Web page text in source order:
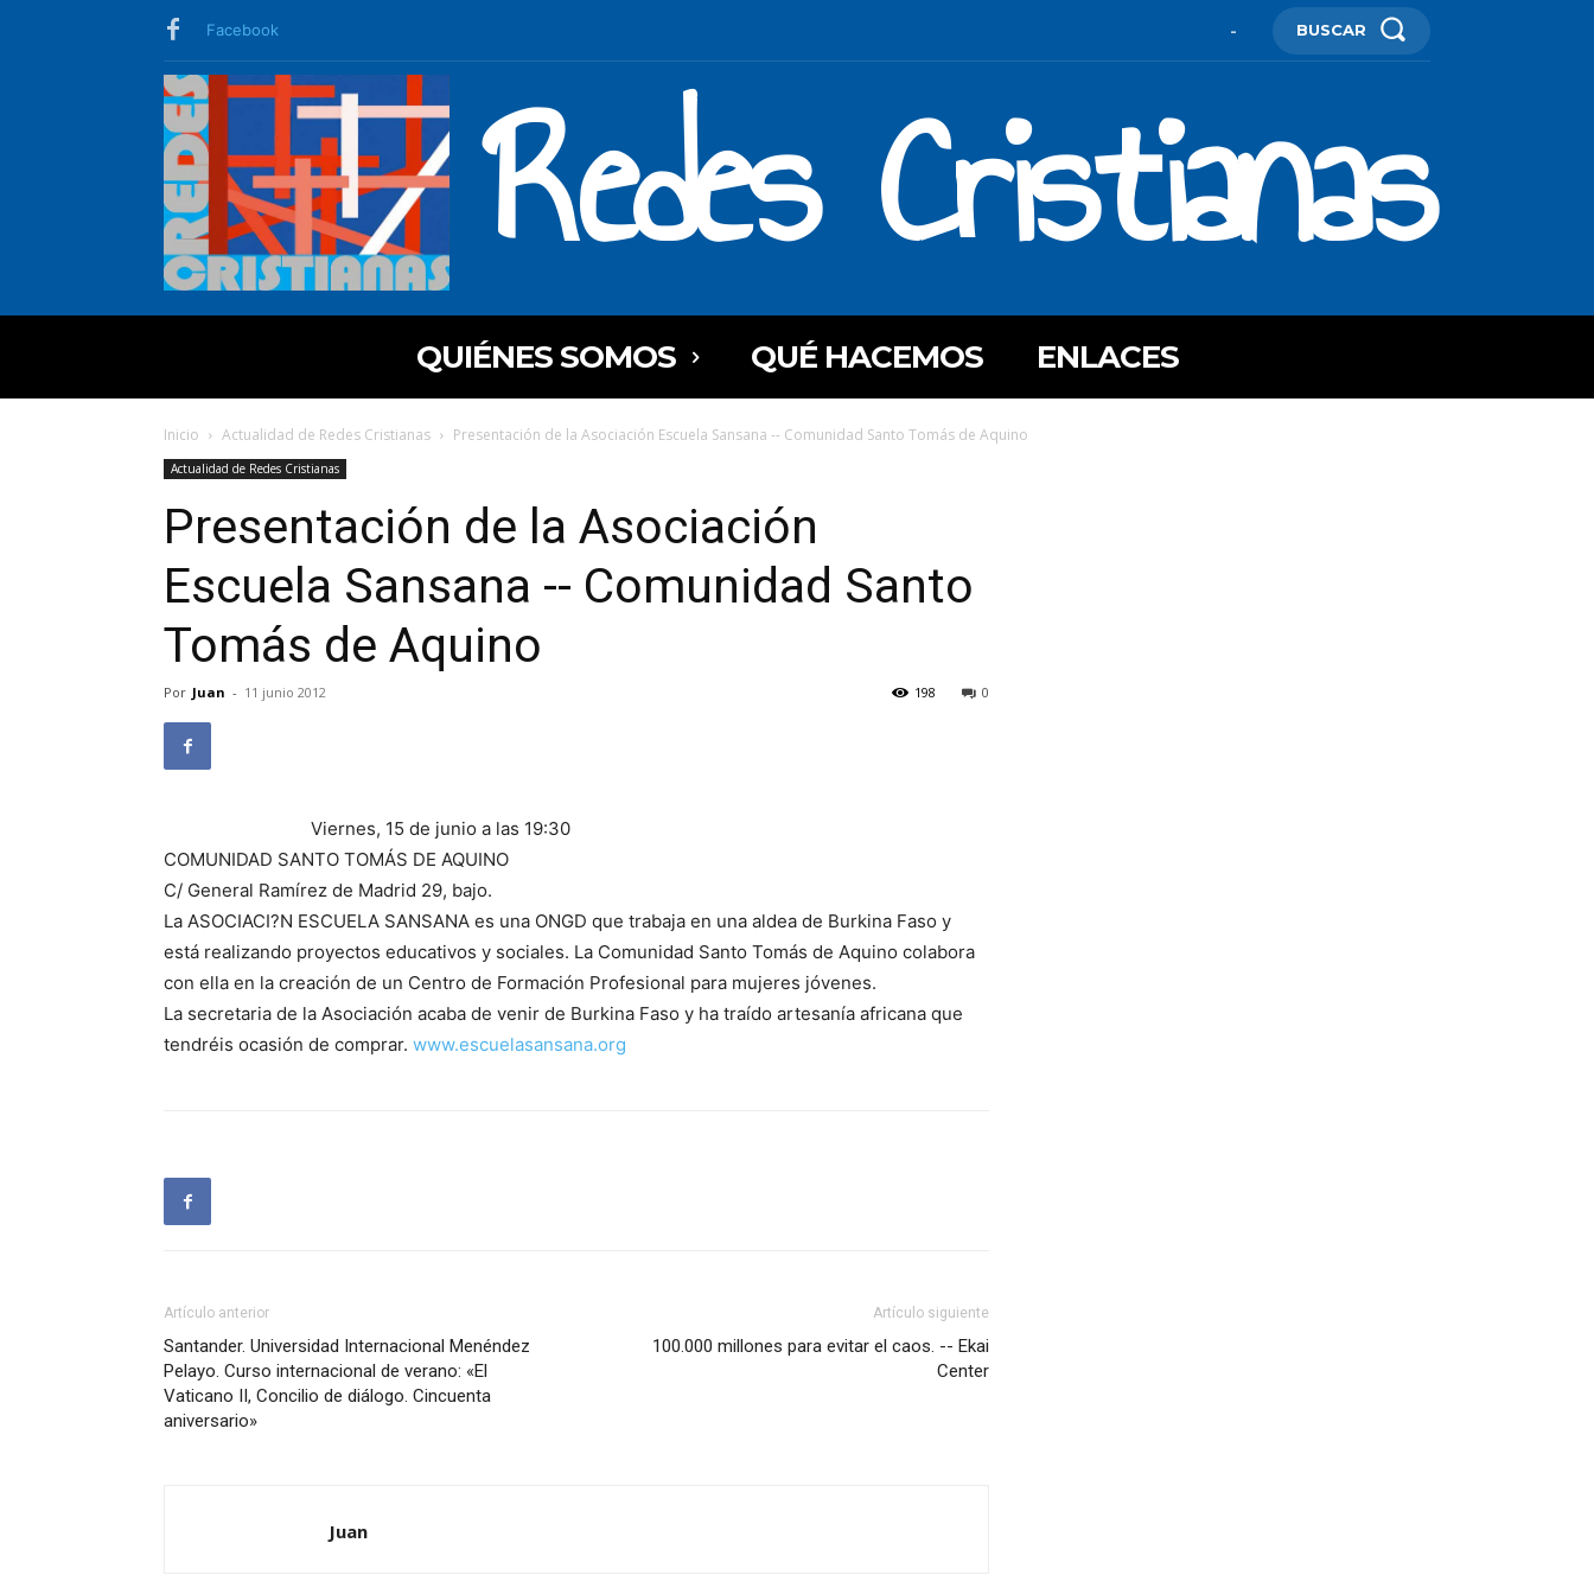
Facebook - BUSCAR
Redes Cristianas
QUIÉNES SOMOS QUÉ HACEMOS ENLACES
Inicio Actualidad de Redes Cristianas Presentación de la Asociación Escuela Sansana -- Comunidad Santo Tomás de Aquino
Actualidad de Redes Cristianas
Presentación de la Asociación
Escuela Sansana -- Comunidad Santo
Tomás de Aquino
Por Juan - 11 junio 2012 0
198
Viernes, 15 de junio a las 19:30
COMUNIDAD SANTO TOMÁS DE AQUINO
C/ General Ramírez de Madrid 29, bajo.
La ASOCIACI?N ESCUELA SANSANA es una ONGD que trabaja en una aldea de Burkina Faso y
está realizando proyectos educativos y sociales. La Comunidad Santo Tomás de Aquino colabora
con ella en la creación de un Centro de Formación Profesional para mujeres jóvenes.
La secretaria de la Asociación acaba de venir de Burkina Faso y ha traído artesanía africana que
tendréis ocasión de comprar. www.escuelasansana.org
Artículo anterior
Santander. Universidad Internacional Menéndez
Pelayo. Curso internacional de verano: «El
Vaticano II, Concilio de diálogo. Cincuenta
aniversario»
Artículo siguiente
100.000 millones para evitar el caos. -- Ekai
Center
Juan